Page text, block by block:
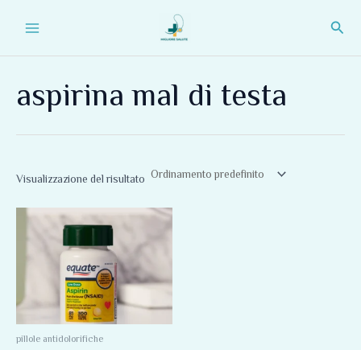
aspirina mal di testa
Visualizzazione del risultato
pillole antidolorifiche
Fascia
di
da
134,00 €
a
212,00 €
Questo
più
varianti.
Le
opzioni